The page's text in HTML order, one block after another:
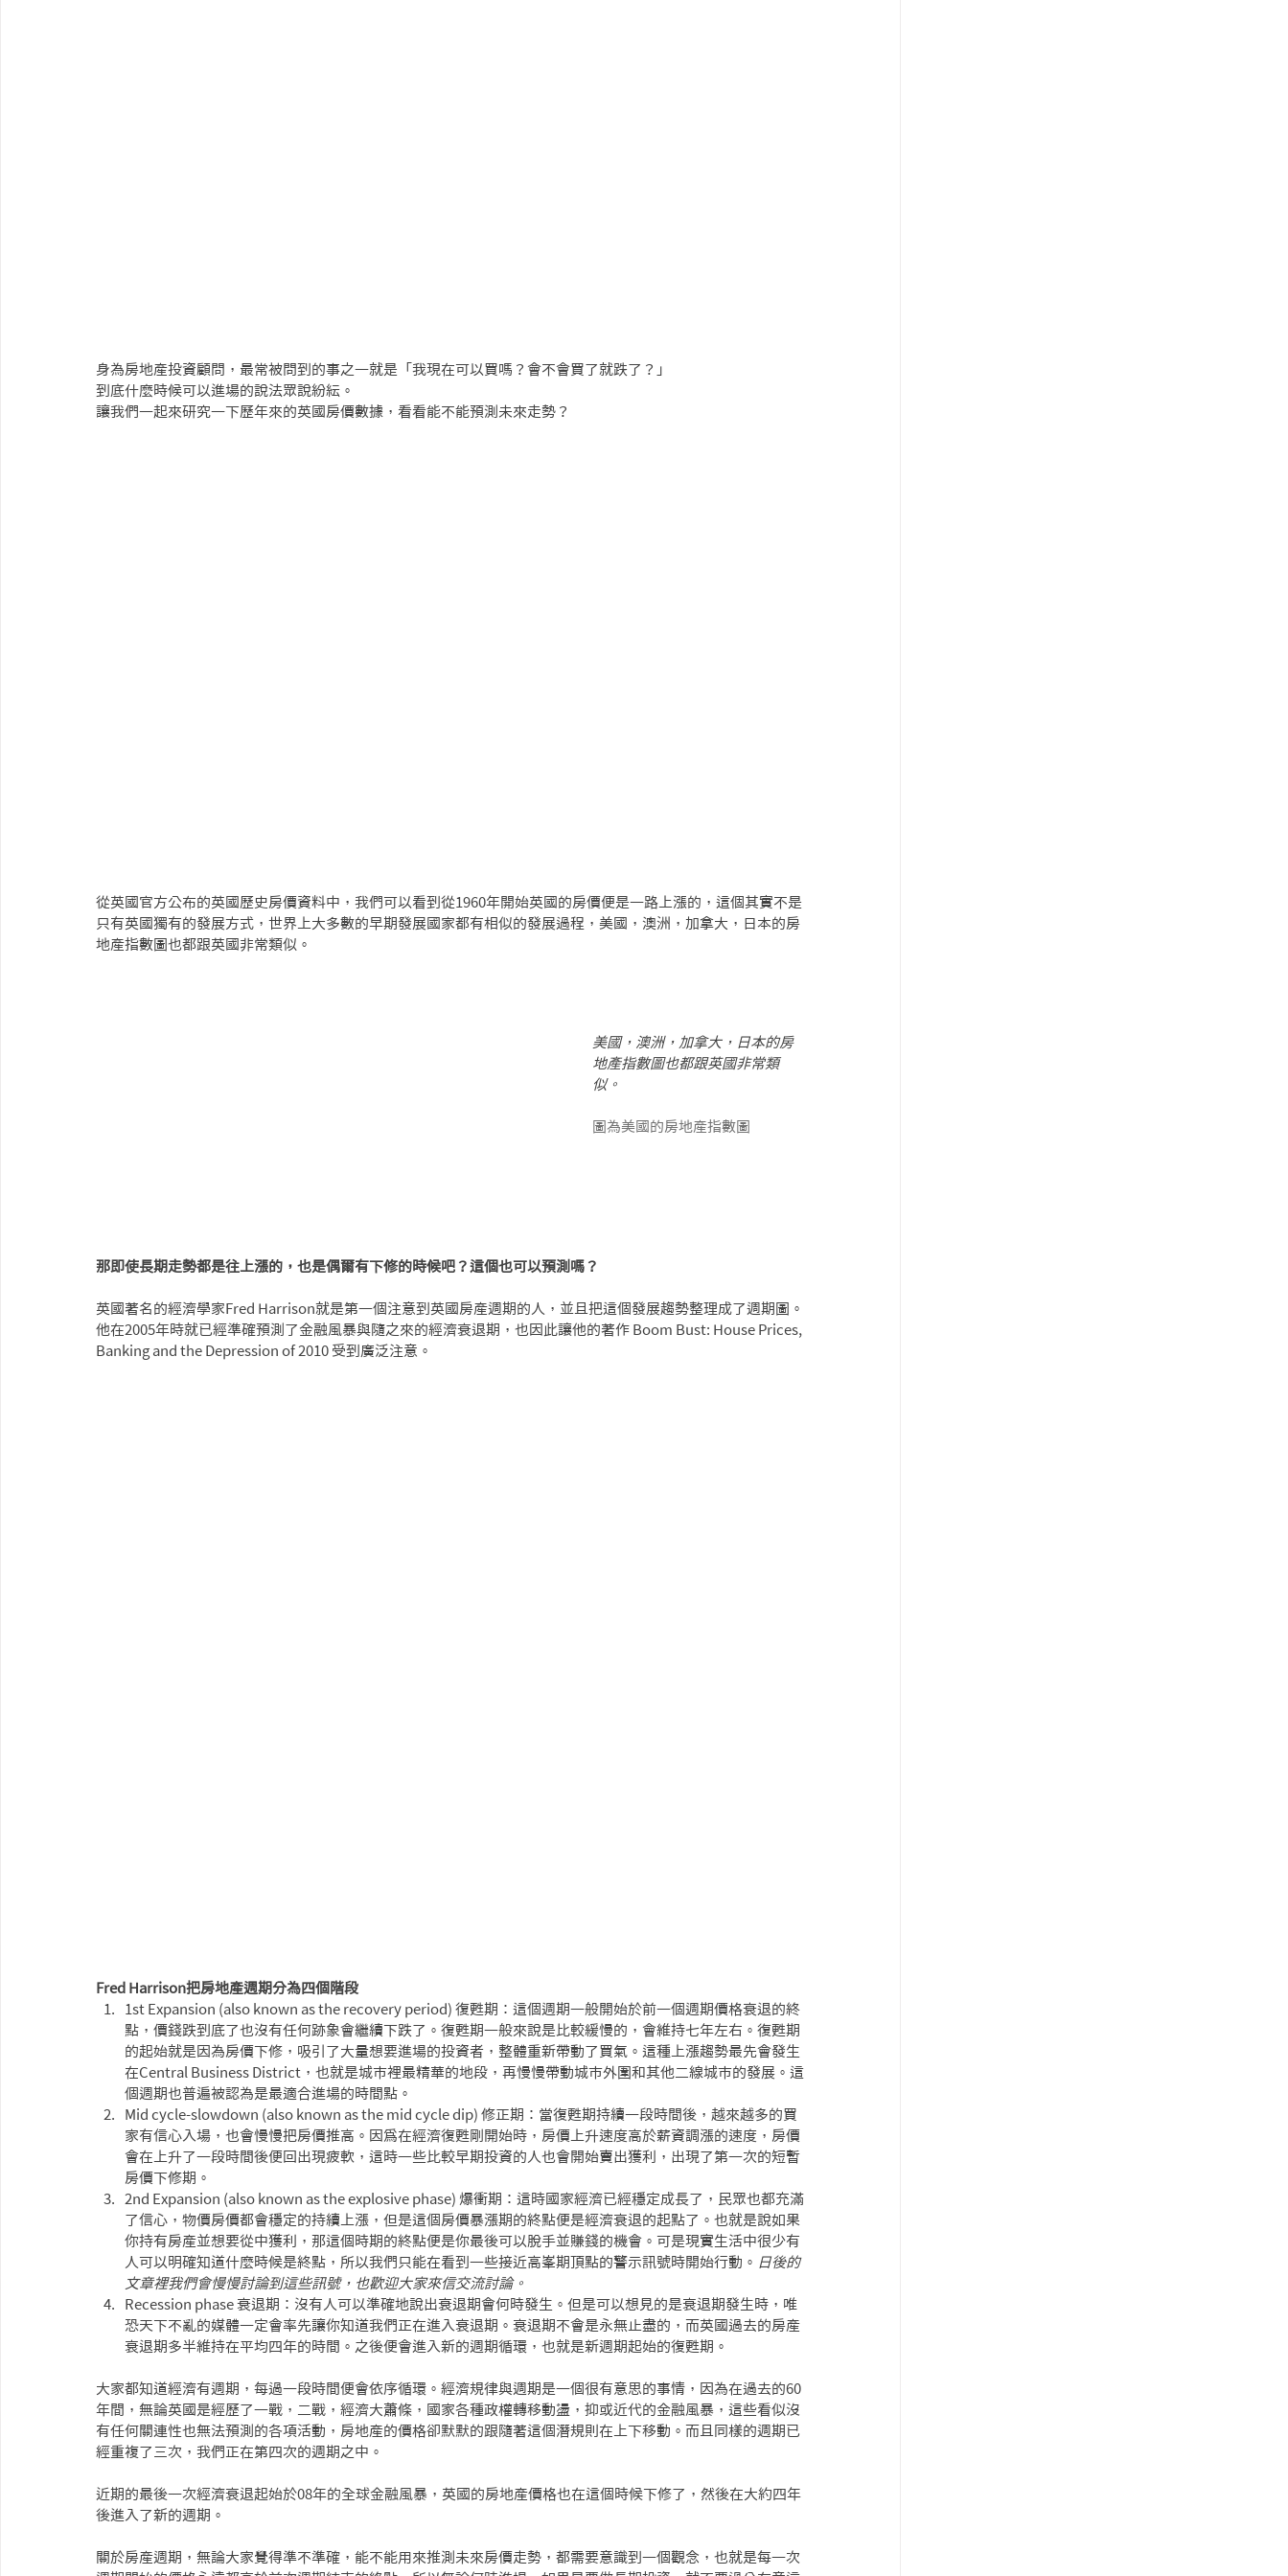
身為房地產投資顧問，最常被問到的事之一就是「我現在可以買嗎？會不會買了就跌了？」
到底什麼時候可以進場的說法眾說紛紜。
讓我們一起來研究一下歷年來的英國房價數據，看看能不能預測未來走勢？
從英國官方公布的英國歷史房價資料中， 我們可以看到從1960年開始英國的房價便是一路上漲的，這個其實不是
只有英國獨有的發展方式，世界上大多數的早期發展國家都有相似的發展過程，美國，澳洲，加拿大，日本的房
地產指數圖也都跟英國非常類似。
美國，澳洲，加拿大，日本的房
地產指數圖也都跟英國非常類
似。
圖為美國的房地產指數圖
那即使長期走勢都是往上漲的，也是偶爾有下修的時候吧？這個也可以預測嗎？
英國著名的經濟學家Fred Harrison就是第一個注意到英國房產週期的人，並且把這個發展趨勢整理成了週期圖。
他在2005年時就已經準確預測了金融風暴與隨之來的經濟衰退期，也因此讓他的著作 Boom Bust: House Prices,
Banking and the Depression of 2010 受到廣泛注意。
Fred Harrison把房地產週期分為四個階段
1st Expansion (also known as the recovery period) 復甦期：這個週期一般開始於前一個週期價格衰退的終
點，價錢跌到底了也沒有任何跡象會繼續下跌了。復甦期一般來說是比較緩慢的，會維持七年左右。復甦期
的起始就是因為房價下修，吸引了大量想要進場的投資者，整體重新帶動了買氣。 這種上漲趨勢最先會發生
在Central Business District，也就是城市裡最精華的地段，再慢慢帶動城市外圍和其他二線城市的發展。 這
個週期也普遍被認為是最適合進場的時間點。
Mid cycle-slowdown (also known as the mid cycle dip) 修正期：當復甦期持續一段時間後，越來越多的買
家有信心入場，也會慢慢把房價推高。因爲在經濟復甦剛開始時，房價上升速度高於薪資調漲的速度， 房價
會在上升了一段時間後便回出現疲軟，這時一些比較早期投資的人也會開始賣出獲利，出現了第一次的短暫
房價下修期。
2nd Expansion (also known as the explosive phase) 爆衝期：這時國家經濟已經穩定成長了，民眾也都充滿
了信心，物價房價都會穩定的持續上漲，但是這個房價暴漲期的終點便是經濟衰退的起點了。也就是說如果
你持有房產並想要從中獲利，那這個時期的終點便是你最後可以脫手並賺錢的機會。可是現實生活中很少有
人可以明確知道什麼時候是終點，所以我們只能在看到一些接近高峯期頂點的警示訊號時開始行動。 日後的
文章裡我們會慢慢討論到這些訊號，也歡迎大家來信交流討論。
Recession phase 衰退期：沒有人可以準確地說出衰退期會何時發生。但是可以想見的是衰退期發生時，唯
恐天下不亂的媒體一定會率先讓你知道我們正在進入衰退期。衰退期不會是永無止盡的，而英國過去的房產
衰退期多半維持在平均四年的時間。之後便會進入新的週期循環，也就是新週期起始的復甦期。
大家都知道經濟有週期，每過一段時間便會依序循環。 經濟規律與週期是一個很有意思的事情，因為在過去的60
年間，無論英國是經歷了一戰，二戰，經濟大蕭條，國家各種政權轉移動盪，抑或近代的金融風暴，這些看似沒
有任何關連性也無法預測的各項活動，房地產的價格卻默默的跟隨著這個潛規則在上下移動。而且同樣的週期已
經重複了三次，我們正在第四次的週期之中。
近期的最後一次經濟衰退起始於08年的全球金融風暴，英國的房地產價格也在這個時候下修了，然後在大約四年
後進入了新的週期。
關於房產週期，無論大家覺得準不準確，能不能用來推測未來房價走勢，都需要意識到一個觀念，也就是每一次